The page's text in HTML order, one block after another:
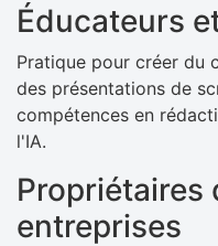
Éducateurs
Pratique pour créer du
des présentations de
compétences en
l'IA.
Propriétaires
entreprises